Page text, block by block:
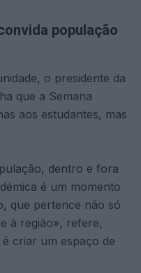
população
o presidente da
que a Semana
aos estudantes, mas
dentro e fora
é um momento
que pertence não só
à região», refere,
criar um espaço de